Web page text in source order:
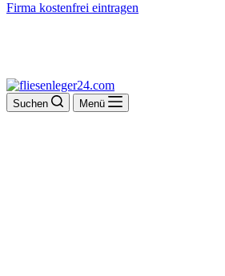
Firma kostenfrei eintragen
Suchen Menü